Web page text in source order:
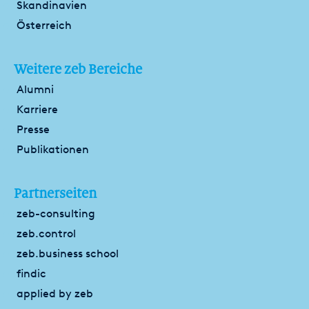
Skandinavien
Österreich
Weitere zeb Bereiche
Alumni
Karriere
Presse
Publikationen
Partnerseiten
zeb-consulting
zeb.control
zeb.business school
findic
applied by zeb